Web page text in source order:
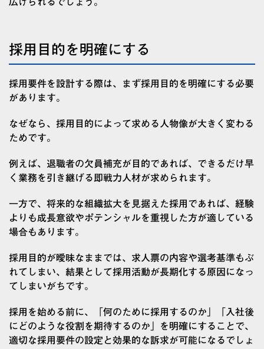
採用目的を明確にする
採用要件を設計する際は、まず採用目的を明確にする必要
があります。
なぜなら、採用目的によって求める人物像が大きく変わる
ためです。
例えば、退職者の欠員補充が目的であれば、できるだけ早
く業務を引き継げる即戦力人材が求められます。
一方で、将来的な組織拡大を見据えた採用であれば、経験
よりも成長意欲やポテンシャルを重視した方が適している
場合もあります。
採用目的が曖昧なままでは、求人票の内容や選考基準もぶ
れてしまい、結果として採用活動が長期化する原因になっ
てしまいがちです。
採用を始める前に、「何のために採用するのか」「入社後
にどのような役割を期待するのか」を明確にすることで、
適切な採用要件の設定と効果的な訴求が可能になるでしょ